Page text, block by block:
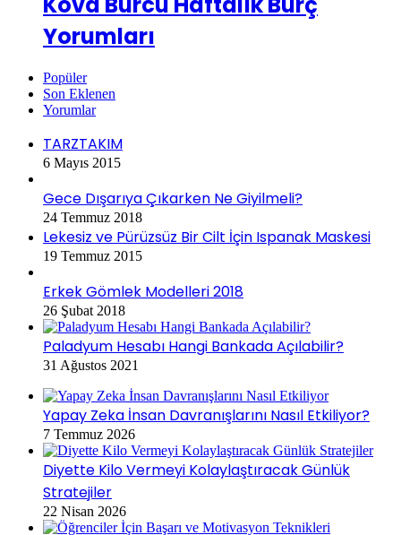
Yorumları
Popüler
Son Eklenen
Yorumlar
TARZTAKIM
6 Mayıs 2015
Gece Dışarıya Çıkarken Ne Giyilmeli?
24 Temmuz 2018
Lekesiz ve Pürüzsüz Bir Cilt İçin Ispanak Maskesi
19 Temmuz 2015
Erkek Gömlek Modelleri 2018
26 Şubat 2018
Paladyum Hesabı Hangi Bankada Açılabilir?
31 Ağustos 2021
Yapay Zeka İnsan Davranışlarını Nasıl Etkiliyor?
7 Temmuz 2026
Diyette Kilo Vermeyi Kolaylaştıracak Günlük
Stratejiler
22 Nisan 2026